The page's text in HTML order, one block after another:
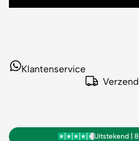
Klantenservice
Uitstekend |